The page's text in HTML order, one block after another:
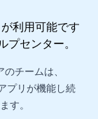
利用可能です
プセンター。
チームは、
プリが機能し続
す。